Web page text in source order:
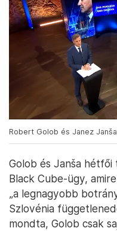
Robert Golob és Janez
Golob és Janša
Black Cube-ügy,
„a legnagyobb
Szlovénia
mondta, Golob csak